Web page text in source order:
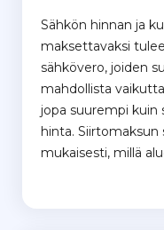
Sähkön hinnan ja
maksettavaksi
sähkövero, joiden
mahdollista
jopa suurempi kuin
hinta. Siirtomaksun
mukaisesti, millä